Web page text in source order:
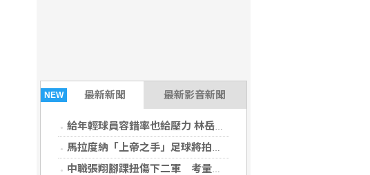
NEW 最新新聞 最新影音新聞
給年輕球員容錯率也給壓力 林岳平不希望是來跑龍套
馬拉度納「上帝之手」足球將拍賣 估計成交價達3.2億
中職張翔腳踝扭傷下二軍 考量亞運任務充分休息